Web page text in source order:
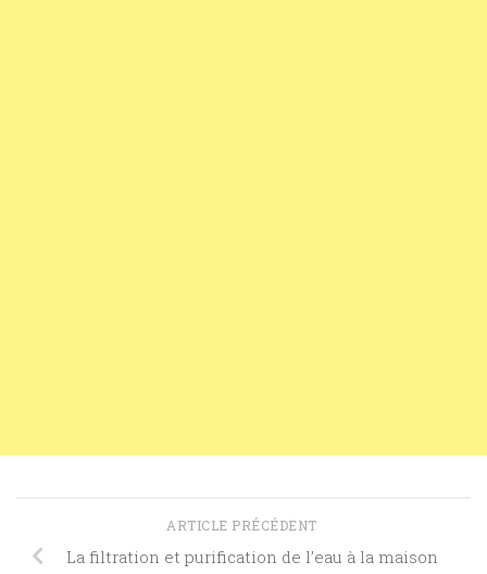
ARTICLE PRÉCÉDENT
La filtration et purification de l’eau à la maison